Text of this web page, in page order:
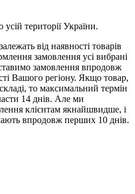
території України.
від наявності товарів
замовлення усі вибрані
замовлення впродовж
Вашого регіону. Якщо товар,
то максимальний термін
14 днів. Але ми
клієнтам якнайшвидше, і
впродовж перших 10 днів.